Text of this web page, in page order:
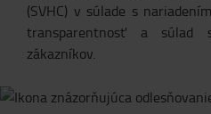
(SVHC) v súlade s
transparentnosť a súlad
zákazníkov.